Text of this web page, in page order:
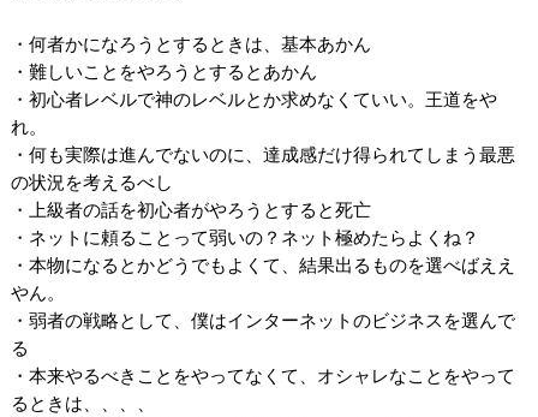
・何者かになろうとするときは、基本あかん
・難しいことをやろうとするとあかん
・初心者レベルで神のレベルとか求めなくていい。王道をや
れ。
・何も実際は進んでないのに、達成感だけ得られてしまう最悪
の状況を考えるべし
・上級者の話を初心者がやろうとすると死亡
・ネットに頼ることって弱いの？ネット極めたらよくね？
・本物になるとかどうでもよくて、結果出るものを選べばええ
やん。
・弱者の戦略として、僕はインターネットのビジネスを選んで
る
・本来やるべきことをやってなくて、オシャレなことをやって
るときは、、、、